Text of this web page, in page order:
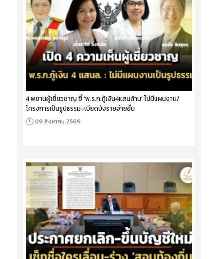
4 พยานผู้เชี่ยวชาญ ชี้ 'พ.ร.ก.กู้เงิน4แสนล้าน' ไม่มีแผนงาน/
โครงการเป็นรูปธรรม-เบียดบังรายจ่ายอื่น
09 สิงหาคม 2569